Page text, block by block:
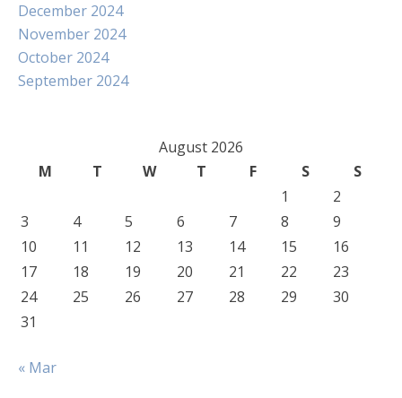
December 2024
November 2024
October 2024
September 2024
August 2026
M
T W T F S
S
1
2
3
4 5 6 7 8
9
10
11 12 13 14 15
16
17
18 19 20 21 22
23
24
25 26 27 28 29
30
31
« Mar